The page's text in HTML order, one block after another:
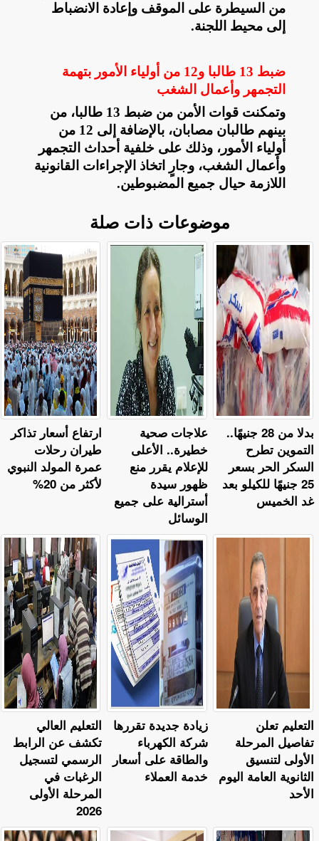
من السيطرة على الموقف وإعادة الانضباط
إلى محيط اللجنة.
ضبط 13 طالبا و12 من أولياء الأمور بتهمة
التجمهر وأعمال الشغب
وتمكنت قوات الأمن من ضبط 13 طالبا، من
بينهم طالبان مصابان، بالإضافة إلى 12 من
أولياء الأمور، وذلك على خلفية أحداث التجمهر
وأعمال الشغب، وجارٍ اتخاذ الإجراءات القانونية
اللازمة حيال جميع المضبوطين.
موضوعات ذات صلة
ارتفاع أسعار تذاكر
طيران رحلات
عمرة المولد النبوي
لأكثر من 20%
علاجات صحية
خطيرة.. الأعلى
للإعلام يقرر منع
ظهور سيدة
أسترالية على جميع
الوسائل
بدلا من 28 جنيهًا..
التموين تطرح
السكر الحر بسعر
25 جنيهًا للكيلو بعد
غد الخميس
التعليم العالي
تكشف عن الرابط
الرسمي لتسجيل
الرغبات في
المرحلة الأولى
2026
زيادة جديدة تقررها
شركة الكهرباء
والطاقة على أسعار
خدمة العملاء
التعليم تعلن
تفاصيل المرحلة
الأولى لتنسيق
الثانوية العامة اليوم
الأحد